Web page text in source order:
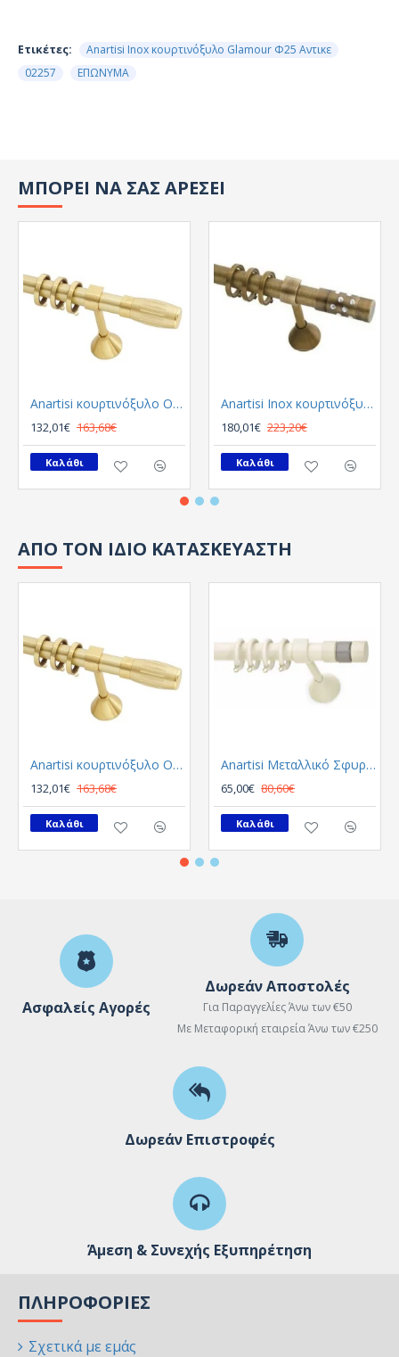
Ετικέτες:
Anartisi Inox κουρτινόξυλο Glamour Φ25 Αντικε
02257
ΕΠΩΝΥΜΑ
ΜΠΟΡΕΙ ΝΑ ΣΑΣ ΑΡΕΣΕΙ
Anartisi κουρτινόξυλο Origin Φ25 Χρυσο Σατινε
132,01€ 163,68€
Καλάθι
Anartisi Inox κουρτινόξυλο Astra Φ25 Αντικε
180,01€ 223,20€
Καλάθι
ΑΠΟ ΤΟΝ ΙΔΙΟ ΚΑΤΑΣΚΕΥΑΣΤΗ
Anartisi κουρτινόξυλο Origin Φ25 Χρυσο Σατινε
132,01€ 163,68€
Καλάθι
Anartisi Μεταλλικό Σφυρήλατο παιδικό κουρτινόξυλο Livorno MY-02 / γκρι Φ25
65,00€ 80,60€
Καλάθι
Ασφαλείς Αγορές
Δωρεάν Αποστολές
Για Παραγγελίες Άνω των €50
Με Μεταφορική εταιρεία Άνω των €250
Δωρεάν Επιστροφές
Άμεση & Συνεχής Εξυπηρέτηση
ΠΛΗΡΟΦΟΡΊΕΣ
Σχετικά με εμάς